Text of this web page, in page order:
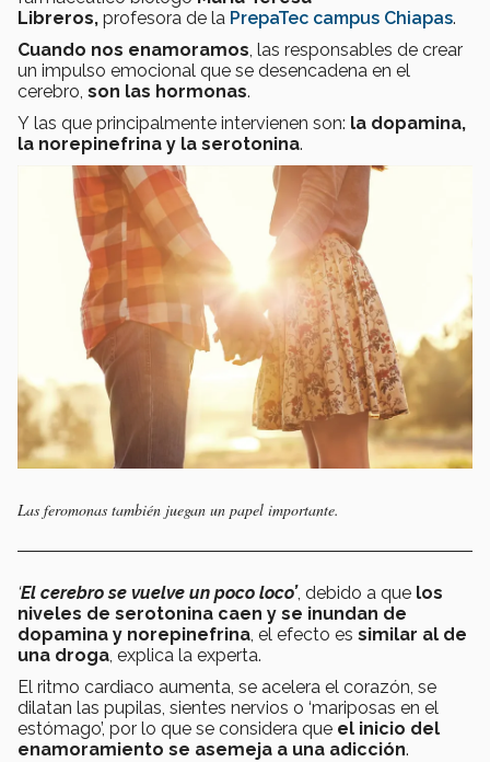
Libreros, profesora de la PrepaTec campus Chiapas.
Cuando nos enamoramos , las responsables de crear
un impulso emocional que se desencadena en el
cerebro, son las hormonas.
Y las que principalmente intervienen son: la dopamina,
la norepinefrina y la serotonina.
Las feromonas también juegan un papel importante.
‘El cerebro se vuelve un poco loco’, debido a que los
niveles de serotonina caen y se inundan de
dopamina y norepinefrina, el efecto es similar al de
una droga, explica la experta.
El ritmo cardiaco aumenta, se acelera el corazón, se
dilatan las pupilas, sientes nervios o ‘mariposas en el
estómago’, por lo que se considera que el inicio del
enamoramiento se asemeja a una adicción.